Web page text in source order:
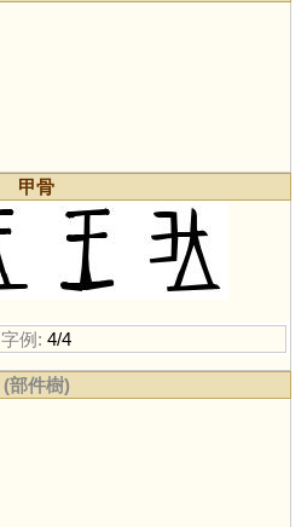
甲骨
字例: 4/4
(部件樹)